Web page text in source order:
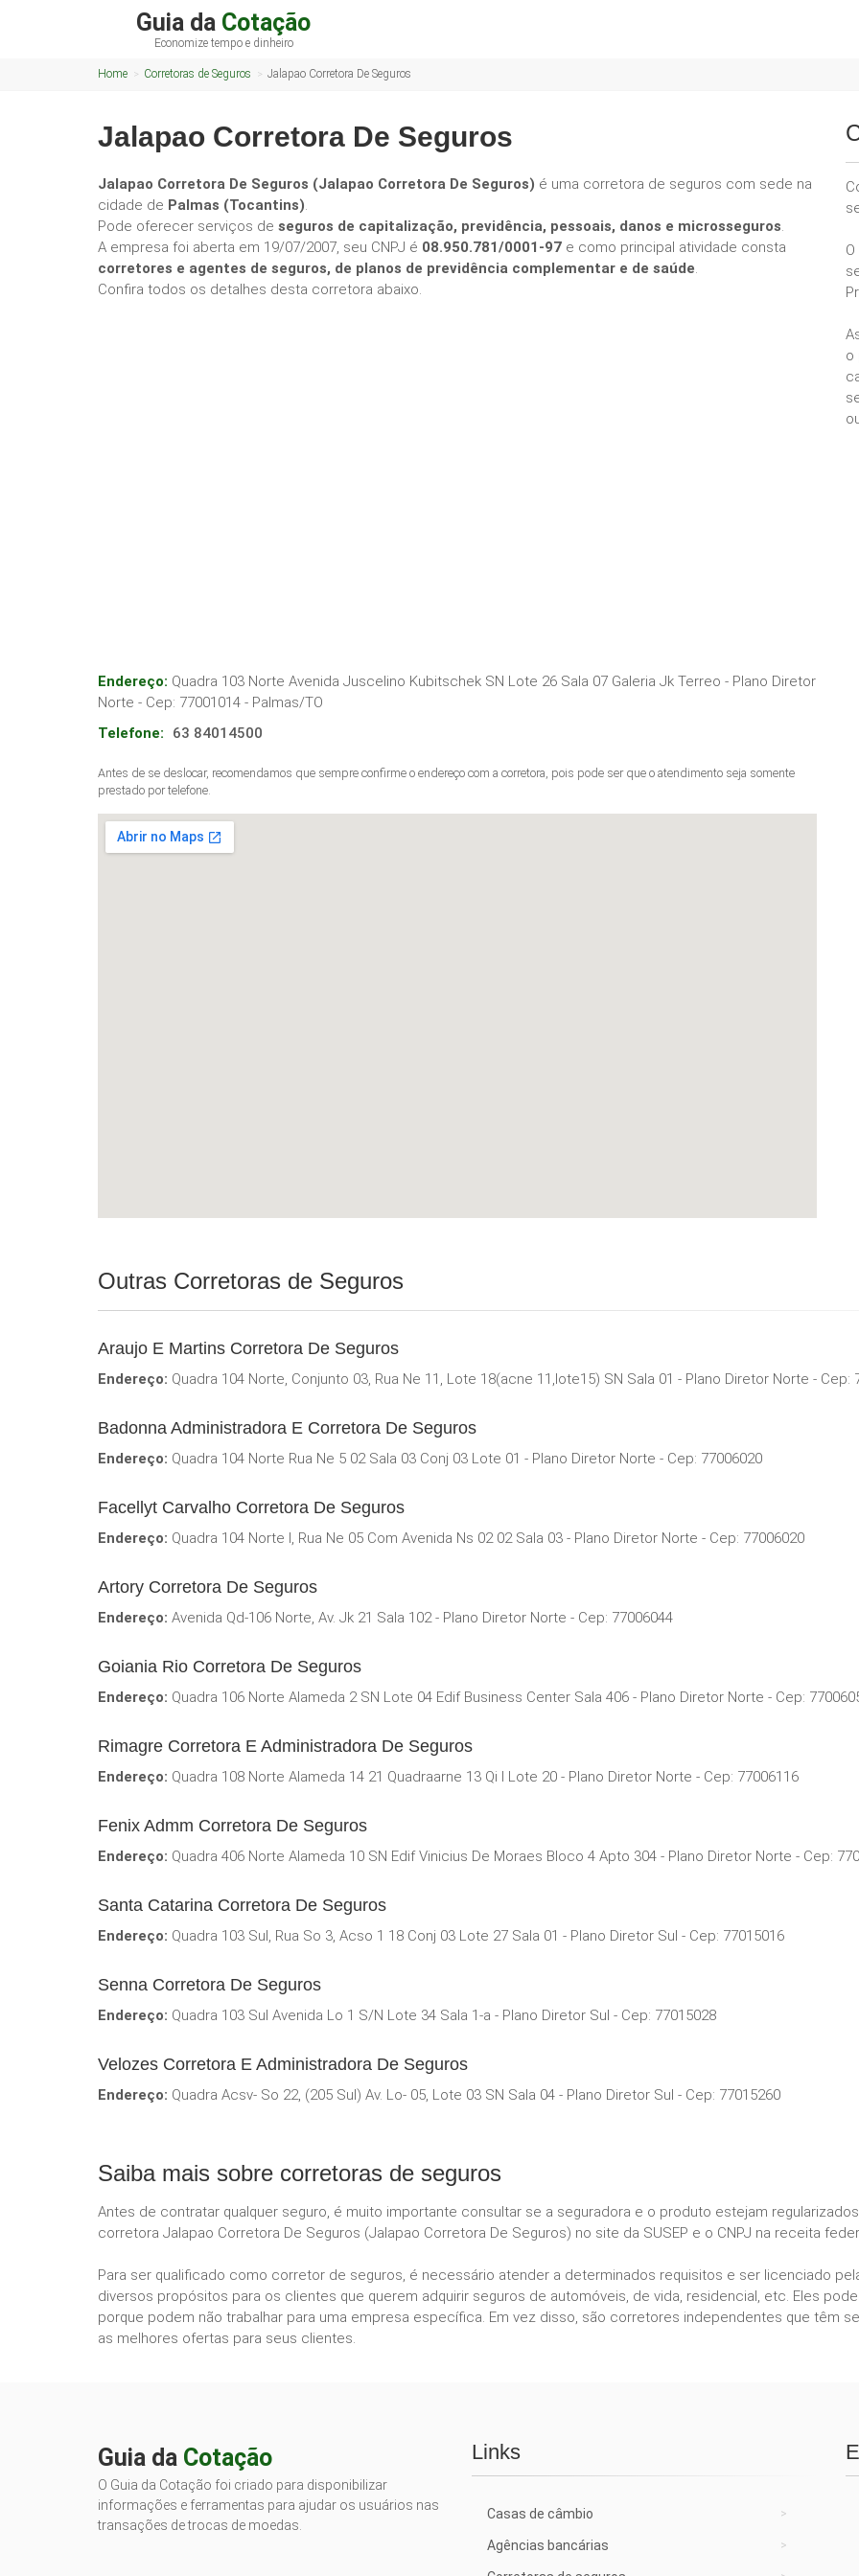
Guia da Cotação
Economize tempo e dinheiro
Home Corretoras de Seguros Jalapao Corretora De Seguros
Jalapao Corretora De Seguros
Jalapao Corretora De Seguros (Jalapao Corretora De Seguros) é uma corretora de seguros com sede na
cidade de Palmas (Tocantins).
Pode oferecer serviços de seguros de capitalização, previdência, pessoais, danos e microsseguros.
A empresa foi aberta em 19/07/2007, seu CNPJ é 08.950.781/0001-97 e como principal atividade consta
corretores e agentes de seguros, de planos de previdência complementar e de saúde.
Confira todos os detalhes desta corretora abaixo.
Endereço: Quadra 103 Norte Avenida Juscelino Kubitschek SN Lote 26 Sala 07 Galeria Jk Terreo - Plano Diretor
Norte - Cep: 77001014 - Palmas/TO
Telefone:
63 84014500
Antes de se deslocar, recomendamos que sempre confirme o endereço com a corretora, pois pode ser que o atendimento seja somente
prestado por telefone.
o
Outras Corretoras de Seguros
Araujo E Martins Corretora De Seguros
Endereço: Quadra 104 Norte, Conjunto 03, Rua Ne 11, Lote 18(acne 11,lote15) SN Sala 01 - Plano Diretor Norte - Cep:
Badonna Administradora E Corretora De Seguros
Endereço: Quadra 104 Norte Rua Ne 5 02 Sala 03 Conj 03 Lote 01 - Plano Diretor Norte - Cep: 77006020
Facellyt Carvalho Corretora De Seguros
Endereço: Quadra 104 Norte I, Rua Ne 05 Com Avenida Ns 02 02 Sala 03 - Plano Diretor Norte - Cep: 77006020
Artory Corretora De Seguros
Endereço: Avenida Qd-106 Norte, Av. Jk 21 Sala 102 - Plano Diretor Norte - Cep: 77006044
Goiania Rio Corretora De Seguros
Endereço: Quadra 106 Norte Alameda 2 SN Lote 04 Edif Business Center Sala 406 - Plano Diretor Norte - Cep:
Rimagre Corretora E Administradora De Seguros
Endereço: Quadra 108 Norte Alameda 14 21 Quadraarne 13 Qi I Lote 20 - Plano Diretor Norte - Cep: 77006116
Fenix Admm Corretora De Seguros
Endereço: Quadra 406 Norte Alameda 10 SN Edif Vinicius De Moraes Bloco 4 Apto 304 - Plano Diretor Norte - Cep:
Santa Catarina Corretora De Seguros
Endereço: Quadra 103 Sul, Rua So 3, Acso 1 18 Conj 03 Lote 27 Sala 01 - Plano Diretor Sul - Cep: 77015016
Senna Corretora De Seguros
Endereço: Quadra 103 Sul Avenida Lo 1 S/N Lote 34 Sala 1-a - Plano Diretor Sul - Cep: 77015028
Velozes Corretora E Administradora De Seguros
Endereço: Quadra Acsv- So 22, (205 Sul) Av. Lo- 05, Lote 03 SN Sala 04 - Plano Diretor Sul - Cep: 77015260
Saiba mais sobre corretoras de seguros
Antes de contratar qualquer seguro, é muito importante consultar se a seguradora e o produto estejam
corretora Jalapao Corretora De Seguros (Jalapao Corretora De Seguros) no site da SUSEP e o CNPJ na receita
Para ser qualificado como corretor de seguros, é necessário atender a determinados requisitos e ser licenciado
diversos propósitos para os clientes que querem adquirir seguros de automóveis, de vida, residencial, etc. Eles
porque podem não trabalhar para uma empresa específica. Em vez disso, são corretores independentes que têm
as melhores ofertas para seus clientes.
Guia da Cotação
O Guia da Cotação foi criado para disponibilizar
informações e ferramentas para ajudar os usuários nas
transações de trocas de moedas.
Links
Casas de câmbio
Agências bancárias